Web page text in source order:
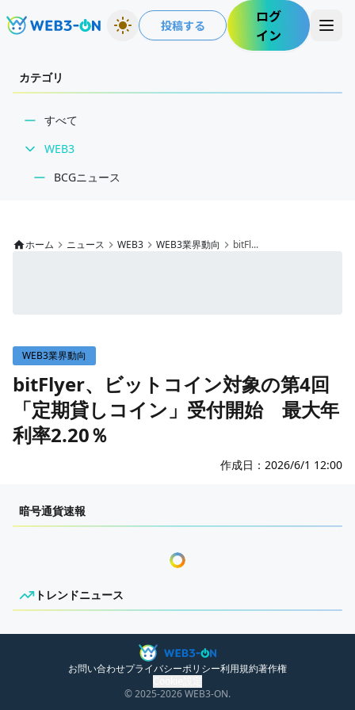
投稿する
ログ
イン
カテゴリ
すべて
WEB3
BCGニュース
インタビュー/WEB3
WEB3イベント
GAME
ゲームニュース
インタビュー/GAME
ECONOMY
トレンドニュース
ホーム ニュース WEB3 WEB3業界動向 bitFl...
WEB3業界動向
bitFlyer、ビットコイン対象の第4回
「定期貸しコイン」受付開始 最大年
利率2.20％
作成日： 2026/6/1 12:00
センチメンタルな岩狸
暗号通貨速報
トレンドニュース
ニュースがありません。
お問い合わせプライバシーポリシー利用規約著作権
© 2025-2026WEB3-ON.